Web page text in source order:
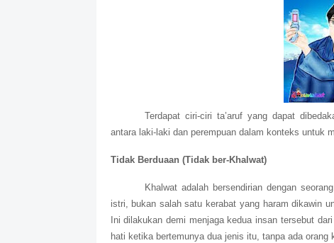
Terdapat ciri-ciri ta’aruf yang dapat
antara laki-laki dan perempuan dalam konteks untuk
Tidak Berduaan (Tidak ber-Khalwat)
Khalwat adalah bersendirian dengan
istri, bukan salah satu kerabat yang haram dikawin
Ini dilakukan demi menjaga kedua insan tersebut
hati ketika bertemunya dua jenis itu, tanpa ada